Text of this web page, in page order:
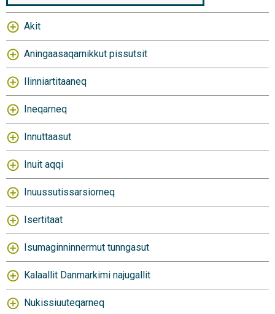
Akit
Aningaasaqarnikkut pissutsit
Ilinniartitaaneq
Ineqarneq
Innuttaasut
Inuit aqqi
Inuussutissarsiorneq
Isertitaat
Isumaginninnermut tunngasut
Kalaallit Danmarkimi najugallit
Nukissiuuteqarneq